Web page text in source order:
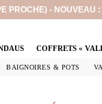
PROCHE) - NOUVEAU
COFFRETS «
BAIGNOIRES & POTS